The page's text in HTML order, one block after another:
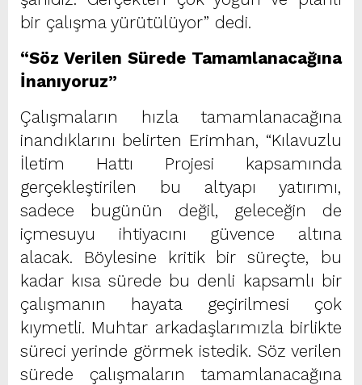
bir çalışma yürütülüyor” dedi.
“Söz Verilen Sürede Tamamlanacağına
İnanıyoruz”
Çalışmaların hızla tamamlanacağına
inandıklarını belirten Erimhan, “Kılavuzlu
İletim Hattı Projesi kapsamında
gerçekleştirilen bu altyapı yatırımı,
sadece bugünün değil, geleceğin de
içmesuyu ihtiyacını güvence altına
alacak. Böylesine kritik bir süreçte, bu
kadar kısa sürede bu denli kapsamlı bir
çalışmanın hayata geçirilmesi çok
kıymetli. Muhtar arkadaşlarımızla birlikte
süreci yerinde görmek istedik. Söz verilen
sürede çalışmaların tamamlanacağına